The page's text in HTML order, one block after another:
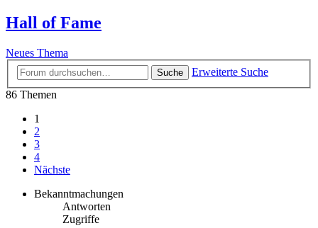
Hall of Fame
Neues Thema
Suche
Erweiterte Suche
86 Themen
1
2
3
4
Nächste
Bekanntmachungen
Antworten
Zugriffe